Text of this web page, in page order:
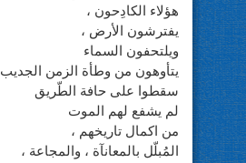
هؤلاء الكادِحون ،
يفترشون الأرض ،
ويلتحفون السماء
يتأوهون من وطأة الزمن الجديب
سقطوا على حافة الطّريق
لم يشفع لهم الموت
من اكمال تاريخهم ،
المُبلّل بالمعانآة ، والمجاعة ،